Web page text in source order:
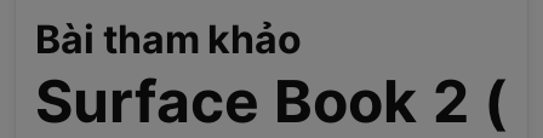
Bài tham khảo
Surface Book 2 (